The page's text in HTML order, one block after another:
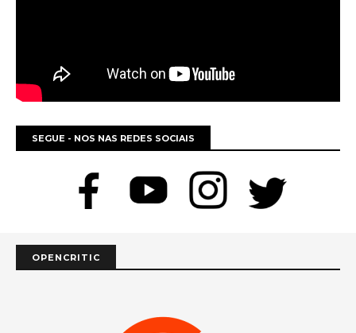
SEGUE - NOS NAS REDES SOCIAIS
OPENCRITIC